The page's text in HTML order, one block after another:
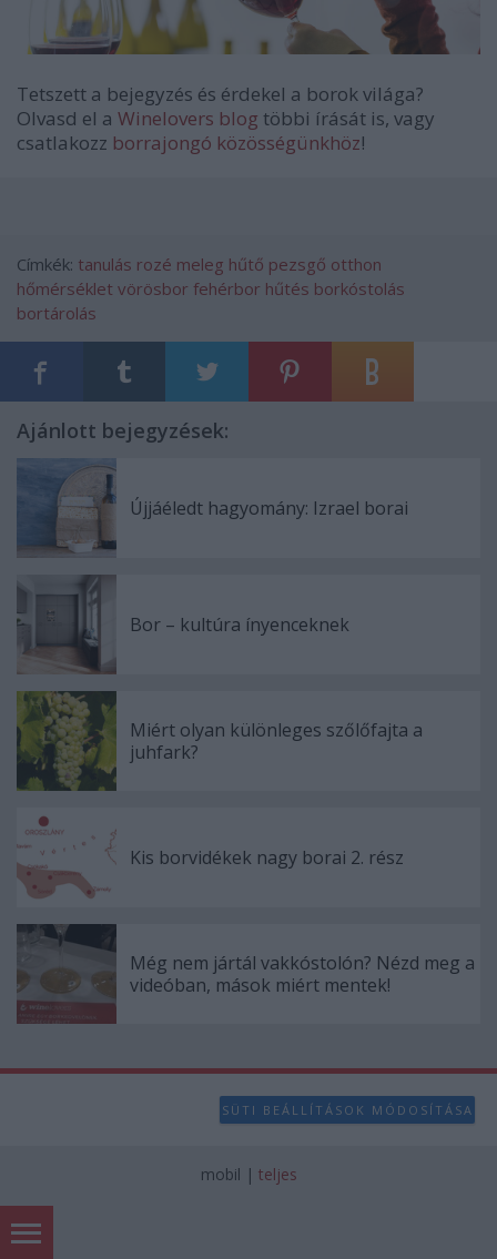
Tetszett a bejegyzés és érdekel a borok világa?
Olvasd el a Winelovers blog többi írását is, vagy
csatlakozz borrajongó közösségünkhöz!
Címkék: tanulás rozé meleg hűtő pezsgő otthon
hőmérséklet vörösbor fehérbor hűtés borkóstolás
bortárolás
Ajánlott bejegyzések:
Újjáéledt hagyomány: Izrael borai
Bor – kultúra ínyenceknek
Miért olyan különleges szőlőfajta a
juhfark?
Kis borvidékek nagy borai 2. rész
Még nem jártál vakkóstolón? Nézd meg a
videóban, mások miért mentek!
SÜTI BEÁLLÍTÁSOK MÓDOSÍTÁSA
mobil | teljes